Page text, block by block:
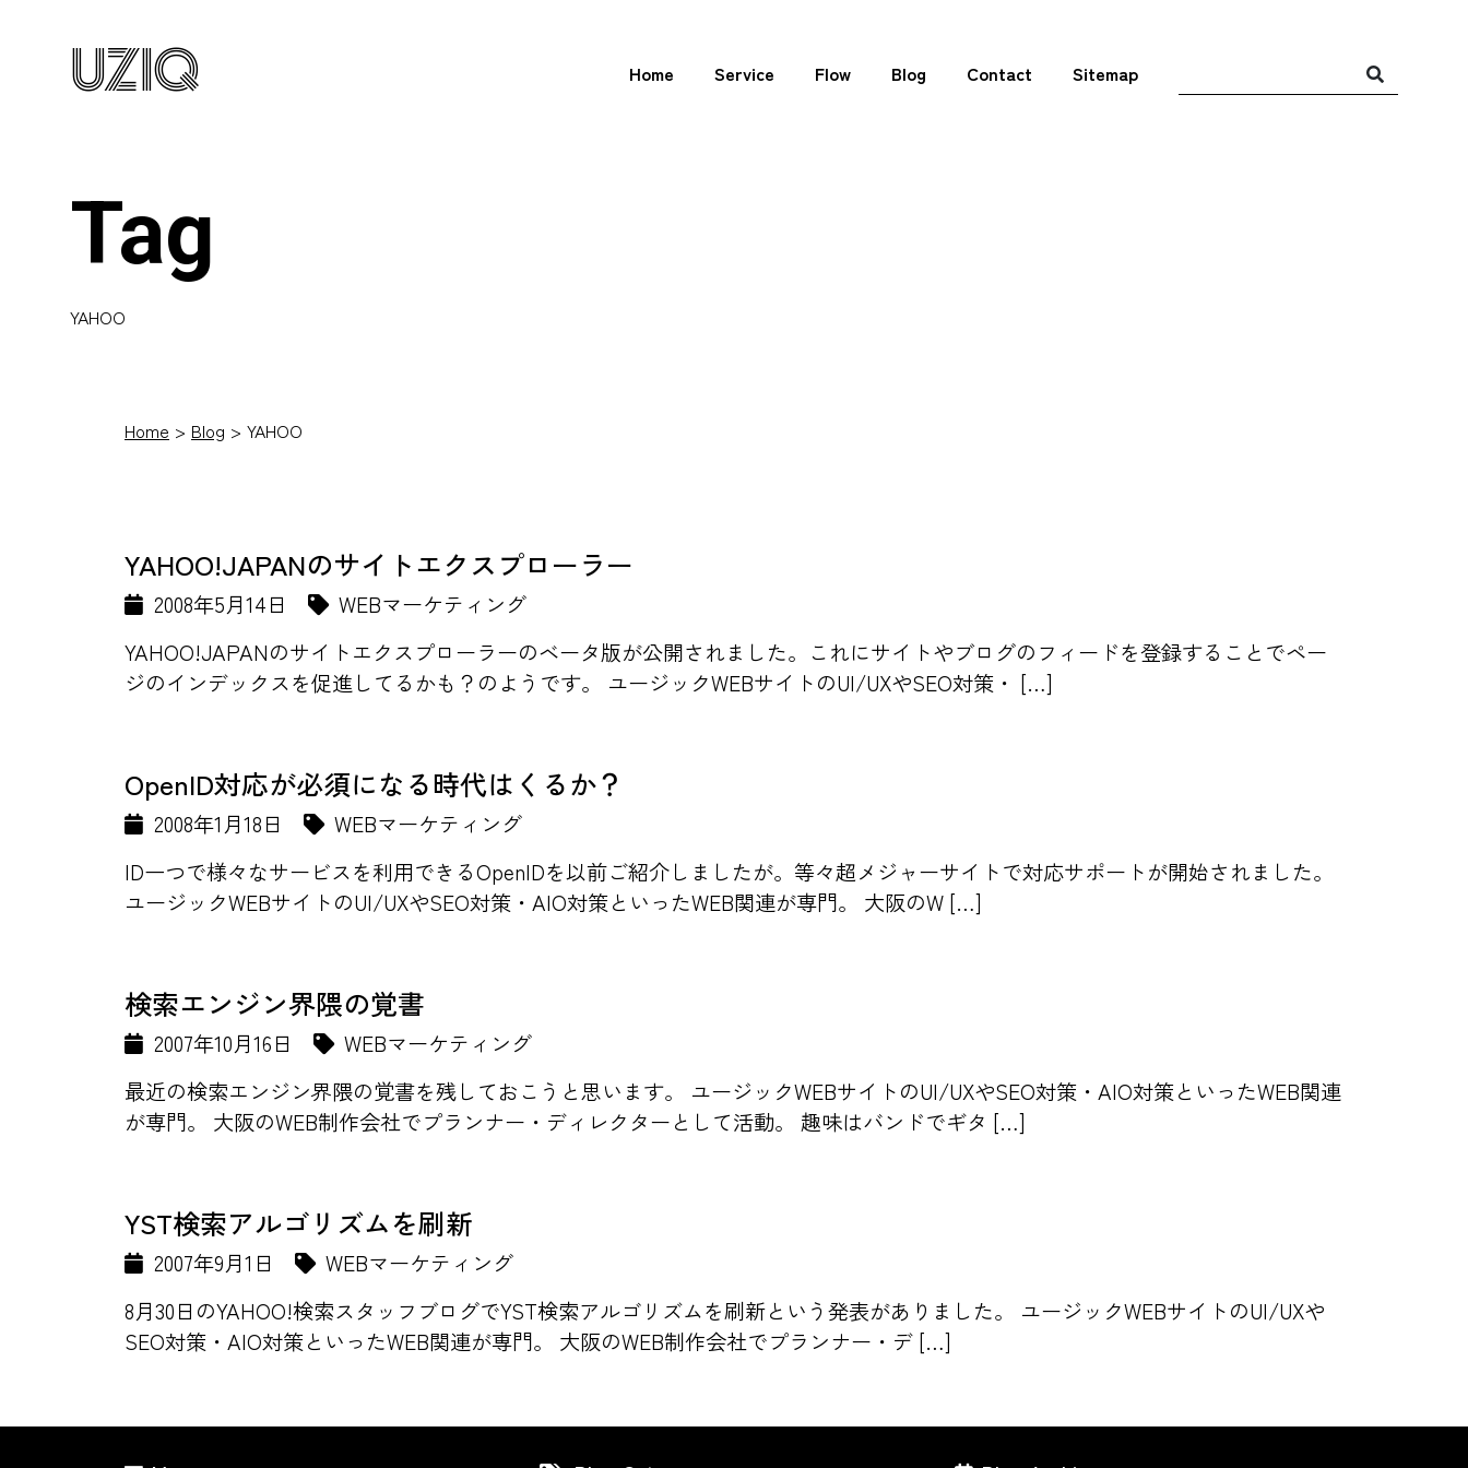
UZIQ Home Service Flow Blog Contact Sitemap
Tag
YAHOO
Home Blog YAHOO
YAHOO!JAPANのサイトエクスプローラー
2008年5月14日
WEBマーケティング
YAHOO!JAPANのサイトエクスプローラーのベータ版が公開されました。これにサイトやブログのフィードを登録することでペー
ジのインデックスを促進してるかも？のようです。 ユージックWEBサイトのUI/UXやSEO対策・ […]
OpenID対応が必須になる時代はくるか？
2008年1月18日
WEBマーケティング
ID一つで様々なサービスを利用できるOpenIDを以前ご紹介しましたが。等々超メジャーサイトで対応サポートが開始されました。
ユージックWEBサイトのUI/UXやSEO対策・AIO対策といったWEB関連が専門。 大阪のW […]
検索エンジン界隈の覚書
2007年10月16日
WEBマーケティング
最近の検索エンジン界隈の覚書を残しておこうと思います。 ユージックWEBサイトのUI/UXやSEO対策・AIO対策といったWEB関連
が専門。 大阪のWEB制作会社でプランナー・ディレクターとして活動。 趣味はバンドでギタ […]
YST検索アルゴリズムを刷新
2007年9月1日
WEBマーケティング
8月30日のYAHOO!検索スタッフブログでYST検索アルゴリズムを刷新という発表がありました。 ユージックWEBサイトのUI/UXや
SEO対策・AIO対策といったWEB関連が専門。 大阪のWEB制作会社でプランナー・デ […]